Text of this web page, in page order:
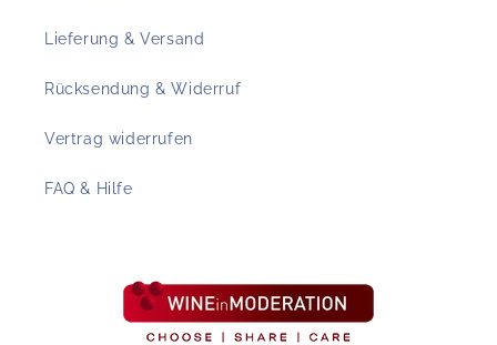
Lieferung & Versand
Rücksendung & Widerruf
Vertrag widerrufen
FAQ & Hilfe